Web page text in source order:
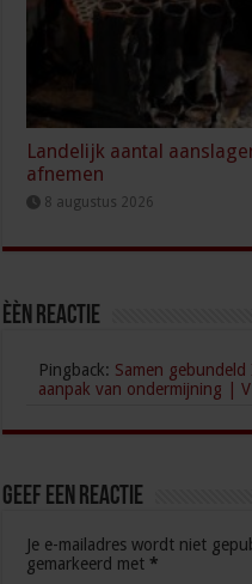
Landelijk aantal
afnemen
8 augustus 2026
èèn Reactie
Pingback: Samen
aanpak van ondermijning |
Geef een reactie
Je e-mailadres wordt niet
gemarkeerd met *